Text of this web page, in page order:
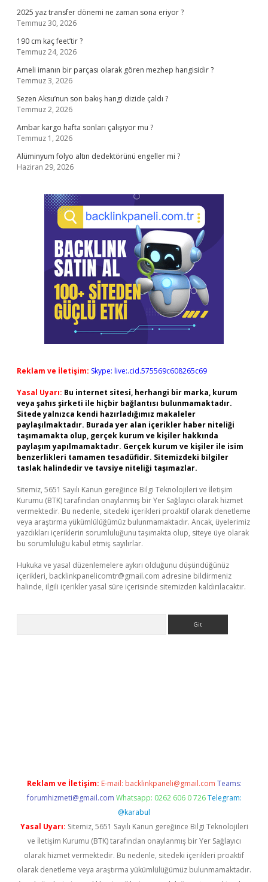
2025 yaz transfer dönemi ne zaman sona eriyor ?
Temmuz 30, 2026
190 cm kaç feet’tir ?
Temmuz 24, 2026
Ameli imanın bir parçası olarak gören mezhep hangisidir ?
Temmuz 3, 2026
Sezen Aksu’nun son bakış hangi dizide çaldı ?
Temmuz 2, 2026
Ambar kargo hafta sonları çalışıyor mu ?
Temmuz 1, 2026
Alüminyum folyo altın dedektörünü engeller mi ?
Haziran 29, 2026
Reklam ve İletişim: Skype: live:.cid.575569c608265c69
Yasal Uyarı: Bu internet sitesi, herhangi bir marka, kurum
veya şahıs şirketi ile hiçbir bağlantısı bulunmamaktadır.
Sitede yalnızca kendi hazırladığımız makaleler
paylaşılmaktadır. Burada yer alan içerikler haber niteliği
taşımamakta olup, gerçek kurum ve kişiler hakkında
paylaşım yapılmamaktadır. Gerçek kurum ve kişiler ile isim
benzerlikleri tamamen tesadüfidir. Sitemizdeki bilgiler
taslak halindedir ve tavsiye niteliği taşımazlar.
Sitemiz, 5651 Sayılı Kanun gereğince Bilgi Teknolojileri ve İletişim
Kurumu (BTK) tarafından onaylanmış bir Yer Sağlayıcı olarak hizmet
vermektedir. Bu nedenle, sitedeki içerikleri proaktif olarak denetleme
veya araştırma yükümlülüğümüz bulunmamaktadır. Ancak, üyelerimiz
yazdıkları içeriklerin sorumluluğunu taşımakta olup, siteye üye olarak
bu sorumluluğu kabul etmiş sayılırlar.
Hukuka ve yasal düzenlemelere aykırı olduğunu düşündüğünüz
içerikleri, backlinkpanelicomtr@gmail.com adresine bildirmeniz
halinde, ilgili içerikler yasal süre içerisinde sitemizden kaldırılacaktır.
Reklam ve İletişim: E-mail: backlinkpaneli@gmail.com Teams:
forumhizmeti@gmail.com Whatsapp: 0262 606 0 726 Telegram:
@karabul
Yasal Uyarı: Sitemiz, 5651 Sayılı Kanun gereğince Bilgi Teknolojileri
ve İletişim Kurumu (BTK) tarafından onaylanmış bir Yer Sağlayıcı
olarak hizmet vermektedir. Bu nedenle, sitedeki içerikleri proaktif
olarak denetleme veya araştırma yükümlülüğümüz bulunmamaktadır.